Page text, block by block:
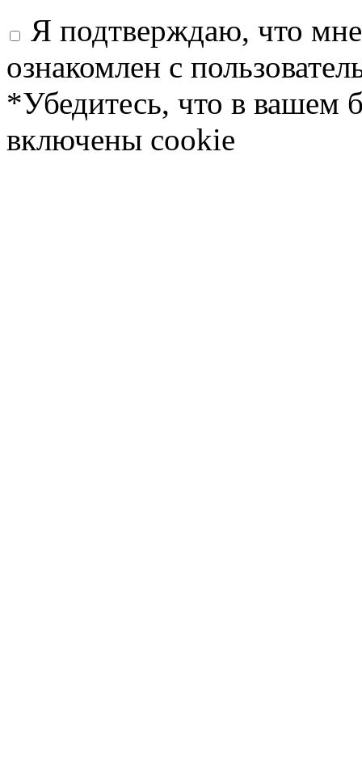
Я подтверждаю, что
ознакомлен с
*Убедитесь, что в вашем
включены cookie